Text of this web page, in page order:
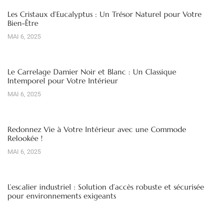
Les Cristaux d’Eucalyptus : Un Trésor Naturel pour Votre
Bien-Être
MAI 6, 2025
Le Carrelage Damier Noir et Blanc : Un Classique
Intemporel pour Votre Intérieur
MAI 6, 2025
Redonnez Vie à Votre Intérieur avec une Commode
Relookée !
MAI 6, 2025
L’escalier industriel : Solution d’accès robuste et sécurisée
pour environnements exigeants